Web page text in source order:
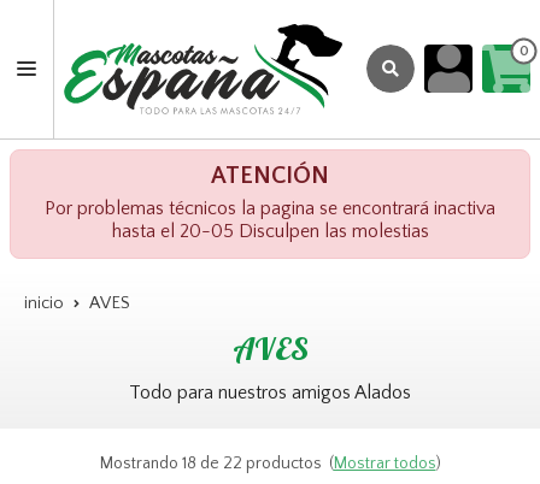
0
ATENCIÓN
Por problemas técnicos la pagina se encontrará inactiva
hasta el 20-05 Disculpen las molestias
inicio AVES
AVES
Todo para nuestros amigos Alados
Mostrando 18 de 22 productos (Mostrar todos)